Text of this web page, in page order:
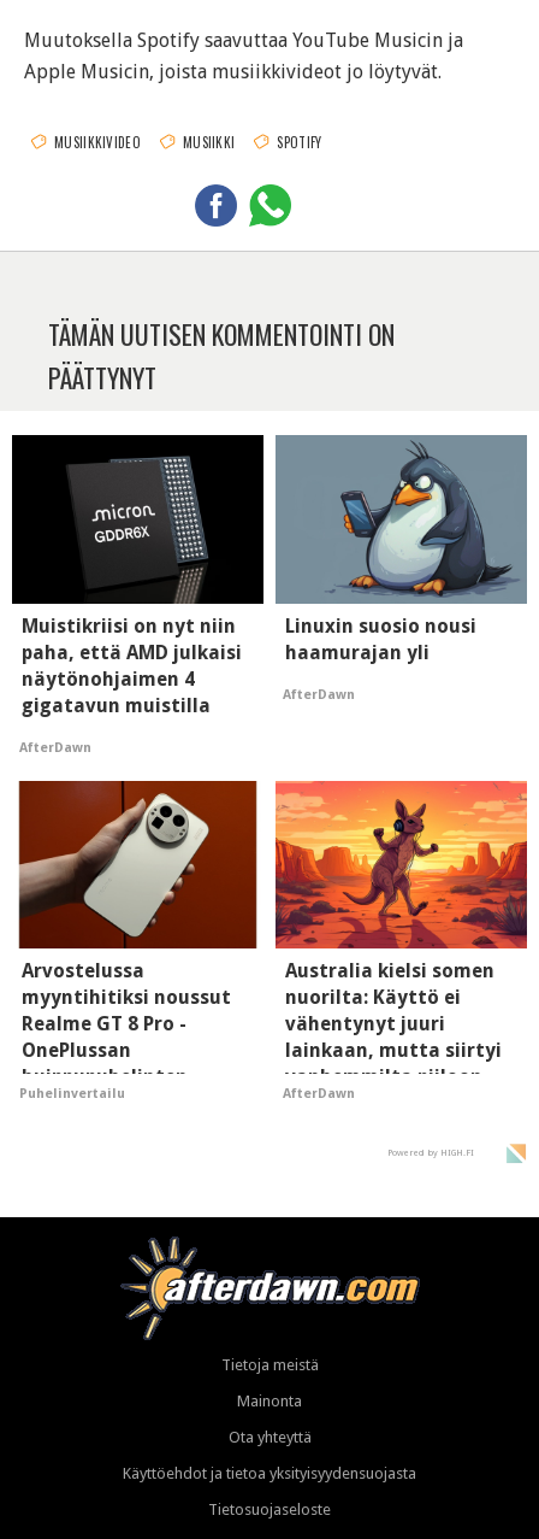
Muutoksella Spotify saavuttaa YouTube Musicin ja
Apple Musicin, joista musiikkivideot jo löytyvät.
MUSIIKKIVIDEO MUSIIKKI SPOTIFY
TÄMÄN UUTISEN KOMMENTOINTI ON
PÄÄTTYNYT
Muistikriisi on nyt niin
paha, että AMD julkaisi
näytönohjaimen 4
gigatavun muistilla
AfterDawn
Linuxin suosio nousi
haamurajan yli
AfterDawn
Arvostelussa
myyntihitiksi noussut
Realme GT 8 Pro -
OnePlussan
huippupuhelinten
"perillinen"
Puhelinvertailu
Australia kielsi somen
nuorilta: Käyttö ei
vähentynyt juuri
lainkaan, mutta siirtyi
vanhemmilta piiloon
AfterDawn
Powered by HIGH.FI
Tietoja meistä
Mainonta
Ota yhteyttä
Käyttöehdot ja tietoa yksityisyydensuojasta
Tietosuojaseloste